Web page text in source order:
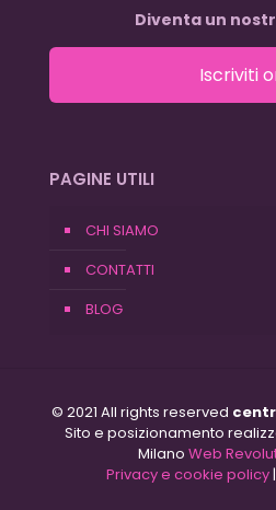
Diventa un
Iscriviti
PAGINE UTILI
CHI SIAMO
CONTATTI
BLOG
© 2021 All rights reserved
Sito e posizionamento
Milano Web
Privacy e cookie policy|